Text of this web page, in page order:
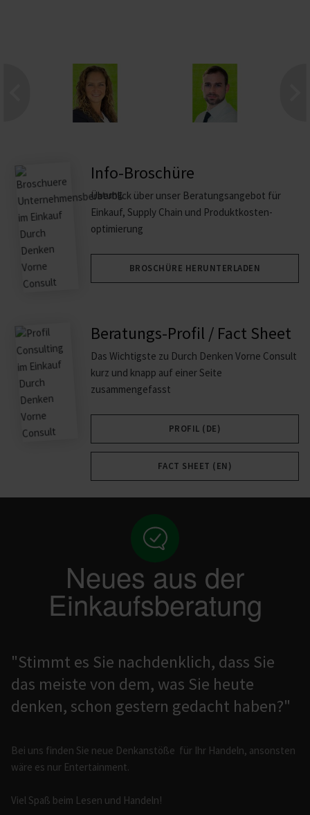
Info-Broschüre
Überblick über unser Beratungs­angebot für
Einkauf, Supply Chain und Produkt­kosten­
optimierung
BROSCHÜRE HERUNTERLADEN
Beratungs-Profil / Fact Sheet
Das Wichtigste zu Durch Denken Vorne Consult
kurz und knapp auf einer Seite
zusammengefasst
PROFIL (DE)
FACT SHEET (EN)
Neues aus der
Einkaufsberatung
"Stimmt es Sie nachdenklich, dass Sie
das meiste von dem, was Sie heute
denken, schon gestern gedacht haben?"
Bei uns finden Sie neue Denkanstöße für Ihr Handeln, ansonsten
wäre es nur Entertainment.
Viel Spaß beim Lesen und Handeln!